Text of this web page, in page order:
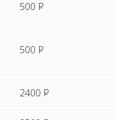
500 P
500 P
2400 P